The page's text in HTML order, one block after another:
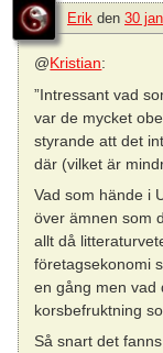
Erik den 30
@Kristian:
”Intressant vad
var de mycket
styrande att det
där (vilket är
Vad som hände i
över ämnen som
allt då
företagsekonomi
en gång men vad
korsbefruktning
Så snart det